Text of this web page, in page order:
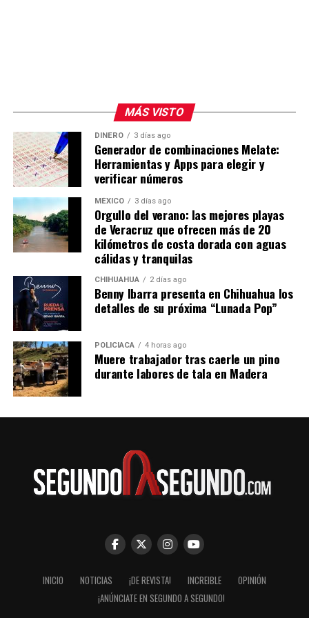
MÁS VISTO
DINERO 3 días ago
Generador de combinaciones Melate:
Herramientas y Apps para elegir y
verificar números
MÉXICO 3 días ago
Orgullo del verano: las mejores playas
de Veracruz que ofrecen más de 20
kilómetros de costa dorada con aguas
cálidas y tranquilas
CHIHUAHUA 2 días ago
Benny Ibarra presenta en Chihuahua los
detalles de su próxima “Lunada Pop”
POLICIACA 4 horas ago
Muere trabajador tras caerle un pino
durante labores de tala en Madera
INICIO NOTICIAS ¡DE REVISTA! INCREIBLE
OPINIÓN
¡ANÚNCIATE EN SEGUNDO A SEGUNDO!